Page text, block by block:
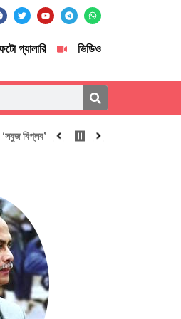
গ্যালারি ভিডিও
এর ডাক দিয়েছিলেন— পরিবেশমন্ত্রী আবদুল আউয়াল